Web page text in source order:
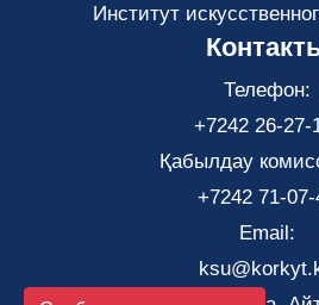
Институт
Телефон:
+7242 26-27-
Қабылдау
+7242 71-07-
Email: